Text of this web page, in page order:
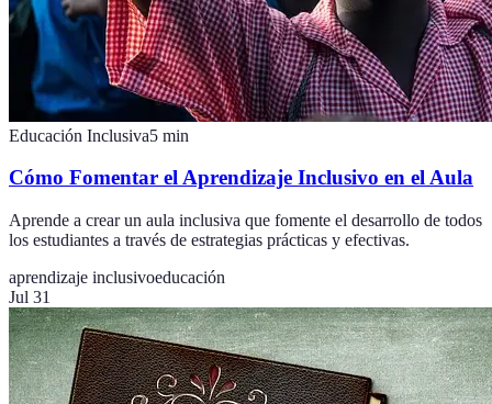
Educación Inclusiva5 min
Cómo Fomentar el Aprendizaje Inclusivo en el Aula
Aprende a crear un aula inclusiva que fomente el desarrollo de todos
los estudiantes a través de estrategias prácticas y efectivas.
aprendizaje inclusivoeducación
Jul 31